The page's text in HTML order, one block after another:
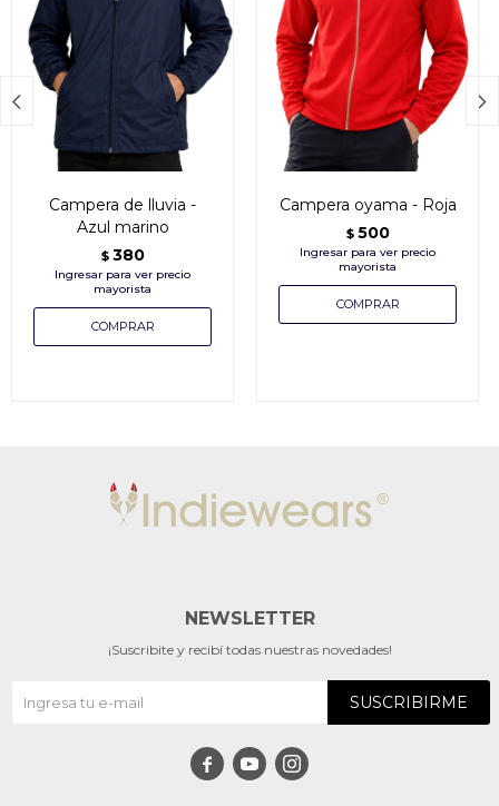
Campera de lluvia -
Azul marino
$ 380
Campera oyama - Roja
$ 500
 
NEWSLETTER
¡Suscribite y recibí todas nuestras novedades!
SUSCRIBIRME
  